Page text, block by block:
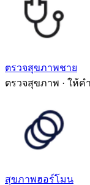
ตรวจสุขภาพชาย
ตรวจสุขภาพ · ให้ค
สุขภาพฮอร์โมน